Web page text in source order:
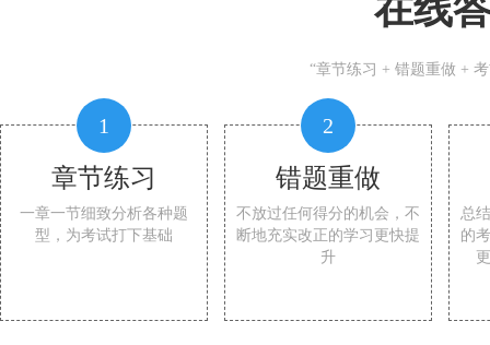
在线
“章节练习 + 错题重做 +
1
章节练习
一章一节细致分析各种题
型，为考试打下基础
2
错题重做
不放过任何得分的机会，不
断地充实改正的学习更快提
升
总
的